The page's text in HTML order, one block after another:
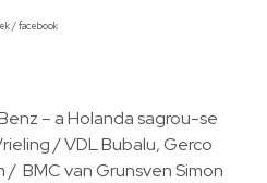
/ facebook
– a Holanda sagrou-se
/ VDL Bubalu, Gerco
BMC van Grunsven Simon